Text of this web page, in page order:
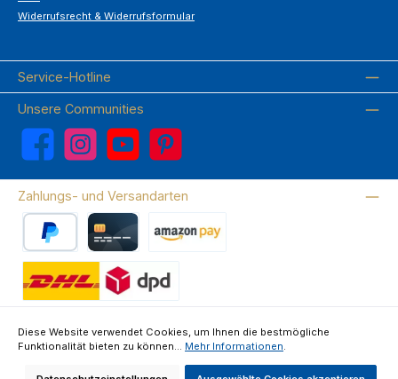
Widerrufsrecht & Widerrufsformular
Service-Hotline
Unsere Communities
Facebook Instagram YouTube Pinterest
Zahlungs- und Versandarten
Über uns Kontakte & FAQ Datenschutz Impressum
Diese Website verwendet Cookies, um Ihnen die bestmögliche
Funktionalität bieten zu können... Mehr Informationen.